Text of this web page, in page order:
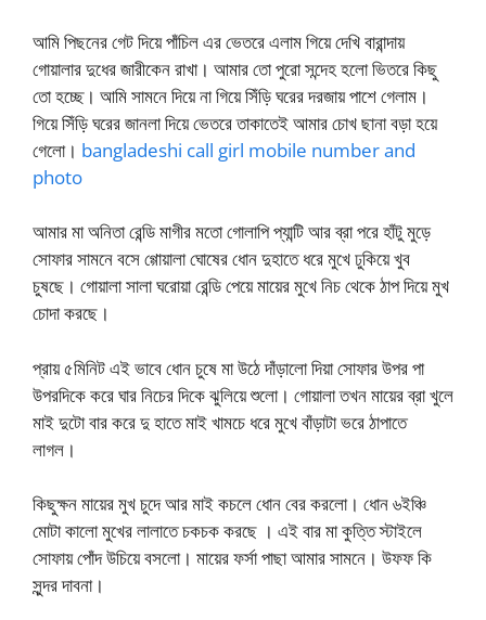
আমি পিছনের গেট দিয়ে পাঁচিল এর ভেতরে এলাম গিয়ে দেখি বারান্দায়
গোয়ালার দুধের জারীকেন রাখা। আমার তো পুরো সন্দেহ হলো ভিতরে কিছু
তো হচ্ছে। আমি সামনে দিয়ে না গিয়ে সিঁড়ি ঘরের দরজায় পাশে গেলাম।
গিয়ে সিঁড়ি ঘরের জানলা দিয়ে ভেতরে তাকাতেই আমার চোখ ছানা বড়া হয়ে
গেলো। bangladeshi call girl mobile number and
photo
আমার মা অনিতা রেন্ডি মাগীর মতো গোলাপি প্যান্টি আর ব্রা পরে হাঁটু মুড়ে
সোফার সামনে বসে গ্গোয়ালা ঘোষের ধোন দুহাতে ধরে মুখে ঢুকিয়ে খুব
চুষছে। গোয়ালা সালা ঘরোয়া রেন্ডি পেয়ে মায়ের মুখে নিচ থেকে ঠাপ দিয়ে মুখ
চোদা করছে।
প্রায় ৫মিনিট এই ভাবে ধোন চুষে মা উঠে দাঁড়ালো দিয়া সোফার উপর পা
উপরদিকে করে ঘার নিচের দিকে ঝুলিয়ে শুলো। গোয়ালা তখন মায়ের ব্রা খুলে
মাই দুটো বার করে দু হাতে মাই খামচে ধরে মুখে বাঁড়াটা ভরে ঠাপাতে
লাগল।
কিছুক্ষন মায়ের মুখ চুদে আর মাই কচলে ধোন বের করলো। ধোন ৬ইঞ্চি
মোটা কালো মুখের লালাতে চকচক করছে । এই বার মা কুত্তি স্টাইলে
সোফায় পোঁদ উচিয়ে বসলো। মায়ের ফর্সা পাছা আমার সামনে। উফফ কি
সুন্দর দাবনা।